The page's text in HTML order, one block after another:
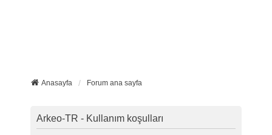
Anasayfa Forum ana sayfa
Arkeo-TR - Kullanım koşulları